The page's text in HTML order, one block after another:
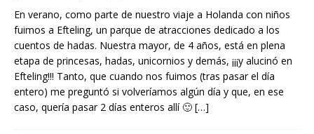
En verano, como parte de nuestro viaje a Holanda con niños
fuimos a Efteling, un parque de atracciones dedicado a los
cuentos de hadas. Nuestra mayor, de 4 años, está en plena
etapa de princesas, hadas, unicornios y demás, ¡¡¡y alucinó en
Efteling!!! Tanto, que cuando nos fuimos (tras pasar el día
entero) me preguntó si volveríamos algún día y que, en ese
caso, quería pasar 2 días enteros allí 🙂 […]